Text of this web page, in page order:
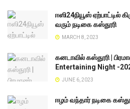
ஈஸி24நியூஸ் ஏற்பாட்டில்
வரும் நடிகை கஸ்தூரி
MARCH 8, 2023
கனடாவில் கஸ்தூரி |
Entertaining Night -
JUNE 6, 2023
ஈழம் வந்தார் நடிகை